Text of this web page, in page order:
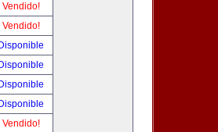
Vendido!
Vendido!
Disponible
Disponible
Disponible
Disponible
Vendido!